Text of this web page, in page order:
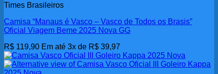
Times Brasileiros
Camisa “Manaus é Vasco – Vasco de Todos os Brasis”
Oficial Viagem Beme 2025 Nova GG
R$ 119,90 Em até 3x de R$ 39,97